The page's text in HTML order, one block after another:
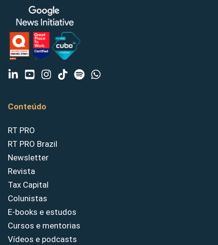
Conteúdo
RT PRO
RT PRO Brazil
Newsletter
Revista
Tax Capital
Colunistas
E-books e estudos
Cursos e mentorias
Vídeos e podcasts